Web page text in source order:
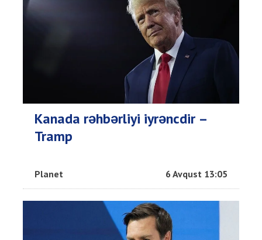
Kanada rəhbərliyi iyrəncdir –
Tramp
Planet 6 Avqust 13:05